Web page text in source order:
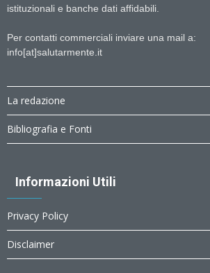
istituzionali e banche dati affidabili.
Per contatti commerciali inviare una mail a:
info[at]salutarmente.it
La redazione
Bibliografia e Fonti
Informazioni Utili
Privacy Policy
Disclaimer